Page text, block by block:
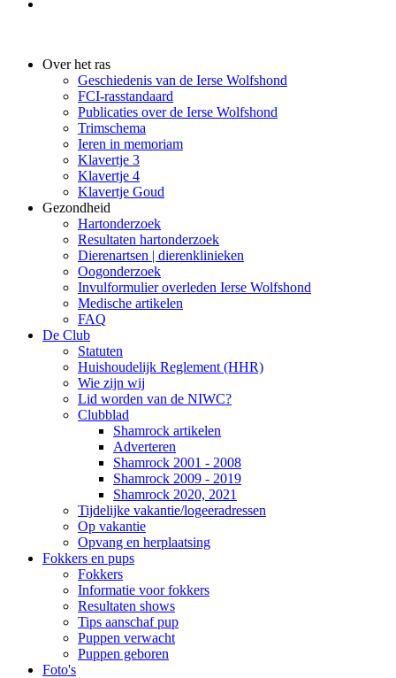
Over het ras
Geschiedenis van de Ierse Wolfshond
FCI-rasstandaard
Publicaties over de Ierse Wolfshond
Trimschema
Ieren in memoriam
Klavertje 3
Klavertje 4
Klavertje Goud
Gezondheid
Hartonderzoek
Resultaten hartonderzoek
Dierenartsen | dierenklinieken
Oogonderzoek
Invulformulier overleden Ierse Wolfshond
Medische artikelen
FAQ
De Club
Statuten
Huishoudelijk Reglement (HHR)
Wie zijn wij
Lid worden van de NIWC?
Clubblad
Shamrock artikelen
Adverteren
Shamrock 2001 - 2008
Shamrock 2009 - 2019
Shamrock 2020, 2021
Tijdelijke vakantie/logeeradressen
Op vakantie
Opvang en herplaatsing
Fokkers en pups
Fokkers
Informatie voor fokkers
Resultaten shows
Tips aanschaf pup
Puppen verwacht
Puppen geboren
Foto's